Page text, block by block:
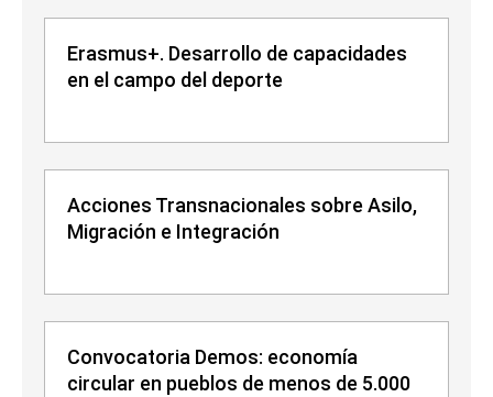
Erasmus+. Desarrollo de capacidades
en el campo del deporte
Acciones Transnacionales sobre Asilo,
Migración e Integración
Convocatoria Demos: economía
circular en pueblos de menos de 5.000